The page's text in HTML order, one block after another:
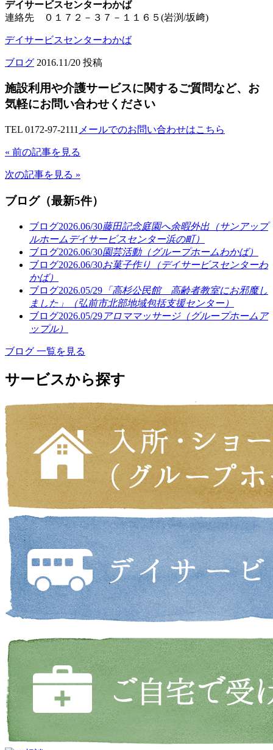
デイサービスセンターわかば
連絡先 ０１７２－３７－１１６５(岩渕/坂﨑)
デイサービスセンターわかば
ブログ 2016.11/20 投稿
施設利用や介護サービスに関するご質問など、お
気軽にお問い合わせください
TEL 0172-97-2111 メールでのお問い合わせはこちら
« 前の記事を見る
次の記事を見る »
ブログ（最新5件）
ブログ2026.06/30藤田記念庭園へ余暇外出（サンアップ
ルホームデイサービスセンター浜の町）
ブログ2026.06/30園芸活動（グループホームわかば）
ブログ2026.06/30お菓子作り（デイサービスセンターわ
かば）
ブログ2026.05/29 「高杉公民館 高齢者教室にお邪魔し
ました」（弘前市北部地域包括支援センター）
ブログ2026.05/29 アロママッサージ（グループホームア
ップル）
ブログ 一覧を見る
サービスから探す